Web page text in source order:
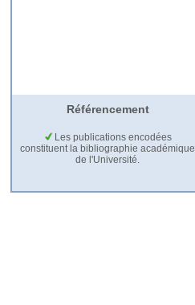
Référencement
Les publications encodées
constituent la bibliographie académique
de l'Université.